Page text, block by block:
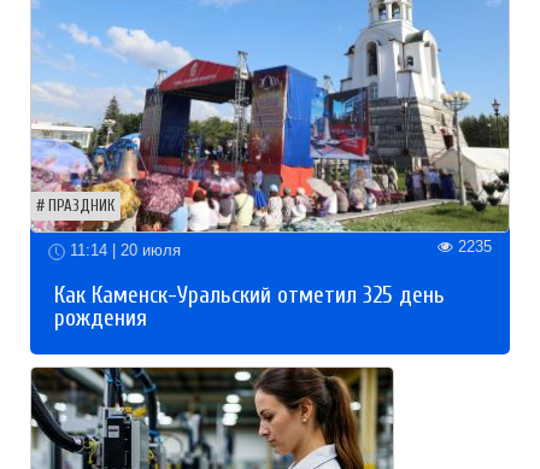
ПРАЗДНИК
11:14 | 20 июля 2235
Как Каменск-Уральский отметил 325 день
рождения